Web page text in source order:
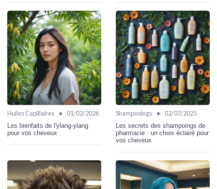
Huiles Capillaires • 01/02/2026
Les bienfaits de l'ylang-ylang
pour vos cheveux
Shampooings • 02/07/2025
Les secrets des shampoings de
pharmacie : un choix éclairé pour
vos cheveux